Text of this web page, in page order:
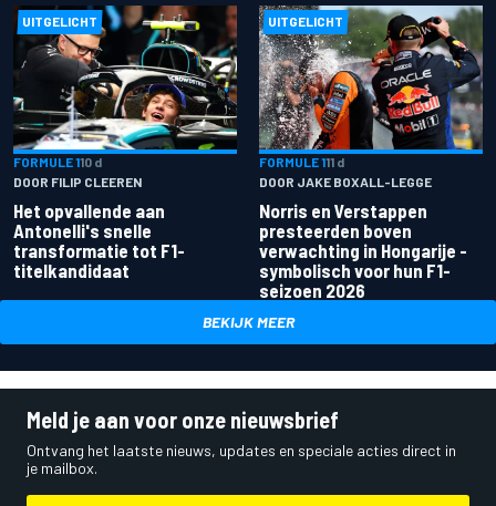
UITGELICHT
FORMULE 110 d
DOOR FILIP CLEEREN
Het opvallende aan
Antonelli's snelle
transformatie tot F1-
titelkandidaat
UITGELICHT
FORMULE 111 d
DOOR JAKE BOXALL-LEGGE
Norris en Verstappen
presteerden boven
verwachting in Hongarije -
symbolisch voor hun F1-
seizoen 2026
BEKIJK MEER
Meld je aan voor onze nieuwsbrief
Ontvang het laatste nieuws, updates en speciale acties direct in
je mailbox.